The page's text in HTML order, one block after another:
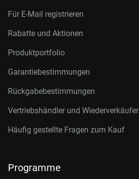
Für E-Mail registrieren
Rabatte und Aktionen
Produktportfolio
Garantiebestimmungen
Rückgabebestimmungen
Vertriebshändler und Wiederverkäufer
Häufig gestellte Fragen zum Kauf
Programme